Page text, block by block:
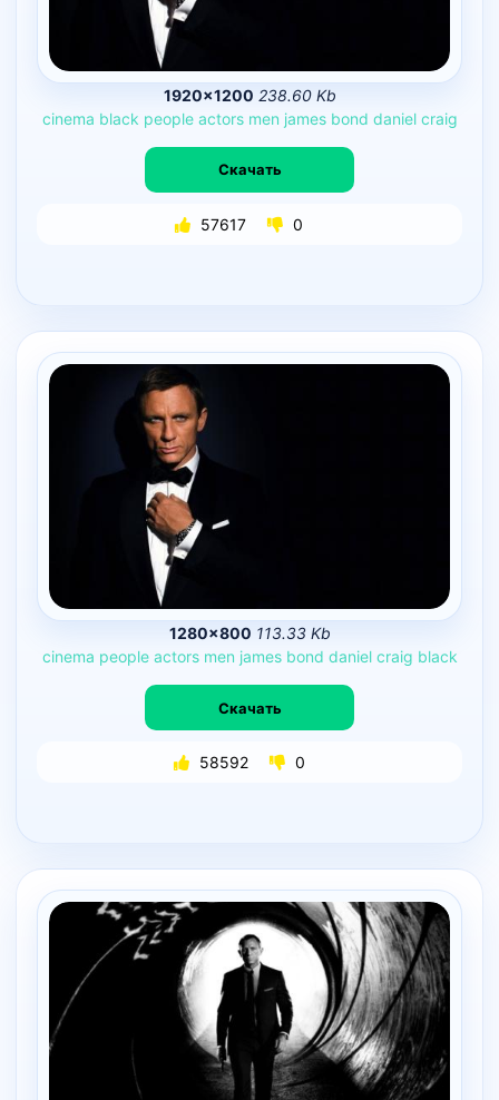
1920×1200 238.60 Kb
cinema black people actors men james bond daniel craig
Скачать
57617 0
1280×800 113.33 Kb
cinema people actors men james bond daniel craig black
Скачать
58592 0